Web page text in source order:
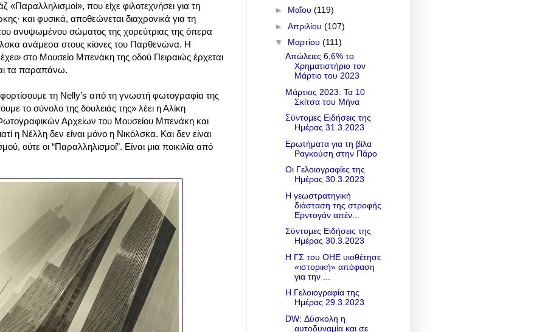
«Παραλληλισμοί», που είχε φιλοτεχνήσει για τη
και φυσικά, αποθεώνεται διαχρονικά για τη
ανυψωμένου σώματος της χορεύτριας της όπερα
ανάμεσα στους κίονες του Παρθενώνα. Η
στο Μουσείο Μπενάκη της οδού Πειραιώς έρχεται
τα παραπάνω.
τη Nelly’s από τη γνωστή φωτογραφία της
το σύνολο της δουλειάς της» λέει η Αλίκη
Αρχείων του Μουσείου Μπενάκη και
η Νέλλη δεν είναι μόνο η Νικόλσκα. Και δεν είναι
ούτε οι “Παραλληλισμοί”. Είναι μια ποικιλία από
► Μαΐου (119)
► Απριλίου (107)
▼ Μαρτίου (111)
Απώλειες 6,6% το
Χρηματιστήριο τον
Μάρτιο του 2023
Μάρτιος 2023: Τα 10
Σκίτσα του Μήνα
Σύντομες Ειδήσεις της
Ημέρας 31.3.2023
Ερωτήματα για τη βίλα
Ραγκούση στην Πάρο
Οι Γελοιογραφίες της
Ημέρας 30.3.2023
Η γεωστρατηγική
διάσταση της στροφής
Ερντογάν απέν...
Σύντομες Ειδήσεις της
Ημέρας 30.3.2023
Η ΓΣ του ΟΗΕ υιοθέτησε
«ιστορική» απόφαση
για την ...
Η Γελοιογραφία της
Ημέρας 29.3.2023
DW: Δύσκολη η
αυτοδυναμία και σε